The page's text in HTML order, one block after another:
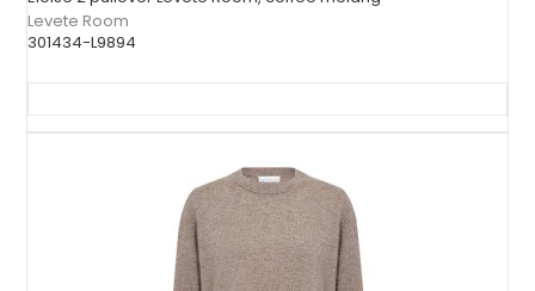
Levete Room
301434-L9894